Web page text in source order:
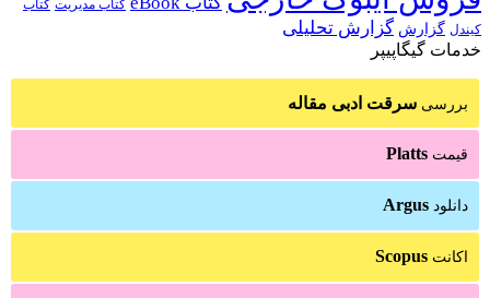
کتاب مدیریت کتاب
کیندل گزارش گزارش تحلیلی
خدمات گیگاپیپر
بررسی سرقت ادبی مقاله
قیمت Platts
دانلود Argus
اکانت Scopus